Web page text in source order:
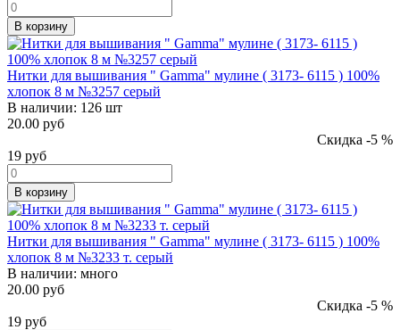
В корзину
Нитки для вышивания " Gamma" мулине ( 3173- 6115 ) 100%
хлопок 8 м №3257 серый
В наличии: 126 шт
20.00 руб
Скидка -5 %
19 руб
В корзину
Нитки для вышивания " Gamma" мулине ( 3173- 6115 ) 100%
хлопок 8 м №3233 т. серый
В наличии: много
20.00 руб
Скидка -5 %
19 руб